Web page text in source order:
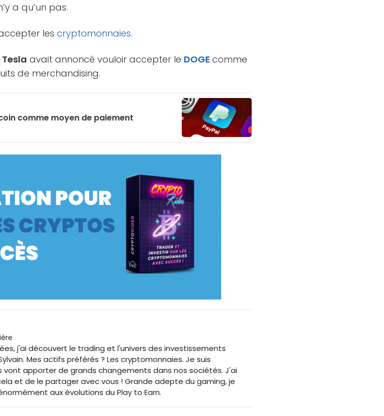
a qu’un pas.
accepter lescryptomonnaies.
Tesla avait annoncé vouloir accepter le DOGE comme
de merchandising.
comme moyen de paiement
j'ai découvert le trading et l'univers des investissements
Mes actifs préférés ? Les cryptomonnaies. Je suis
vont apporter de grands changements dans nos sociétés. J'ai
et de le partager avec vous ! Grande adepte du gaming, je
aux évolutions du Play to Earn.